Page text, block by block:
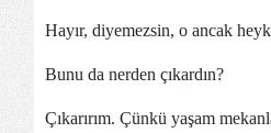
Hayır, diyemezsin, o ancak
Bunu da nerden çıkardın?
Çıkarırım. Çünkü yaşam